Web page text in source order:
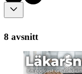
8 avsnitt